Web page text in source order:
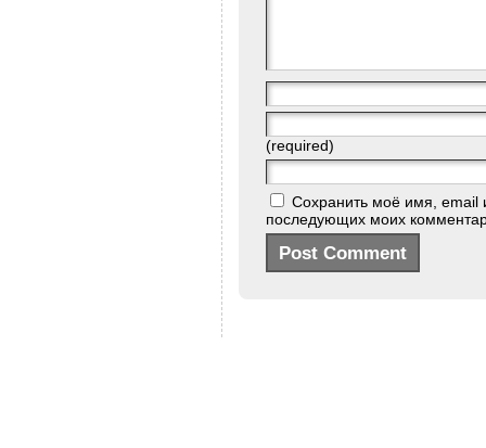
(required)
Сохранить моё имя, email
последующих моих